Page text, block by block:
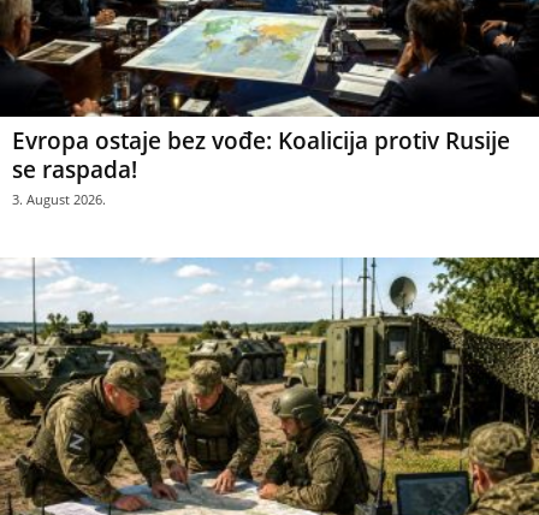
Evropa ostaje bez vođe: Koalicija protiv Rusije
se raspada!
3. August 2026.